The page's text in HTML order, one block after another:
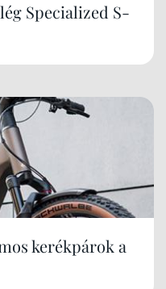
Specialized S-
kerékpárok a